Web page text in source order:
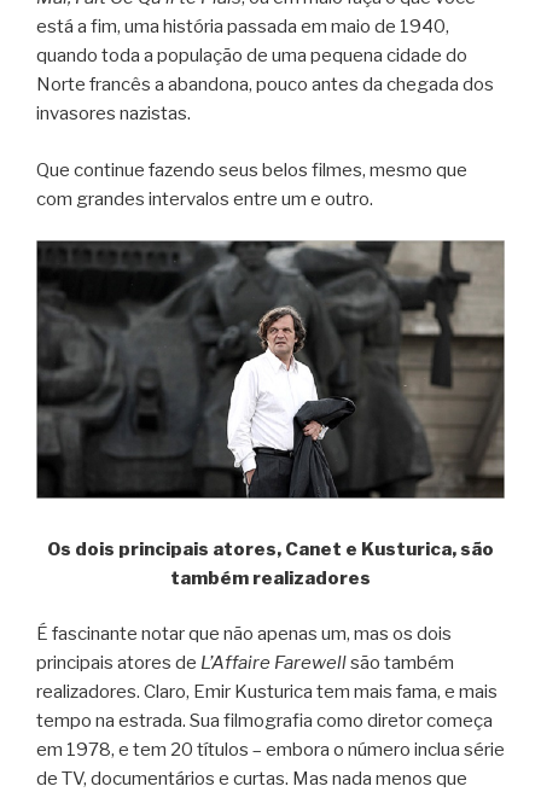
está a fim, uma história passada em maio de 1940,
quando toda a população de uma pequena cidade do
Norte francês a abandona, pouco antes da chegada dos
invasores nazistas.
Que continue fazendo seus belos filmes, mesmo que
com grandes intervalos entre um e outro.
Os dois principais atores, Canet e Kusturica, são
também realizadores
É fascinante notar que não apenas um, mas os dois
principais atores de L’Affaire Farewellsão também
realizadores. Claro, Emir Kusturica tem mais fama, e mais
tempo na estrada. Sua filmografia como diretor começa
em 1978, e tem 20 títulos – embora o número inclua série
de TV, documentários e curtas. Mas nada menos que